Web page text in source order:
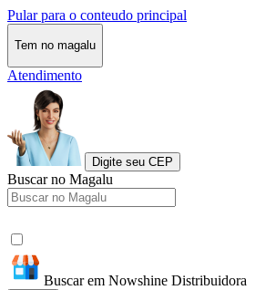
Pular para o conteudo principal
Tem no magalu
Atendimento
Digite seu CEP
Buscar no Magalu
Buscar em Nowshine Distribuidora